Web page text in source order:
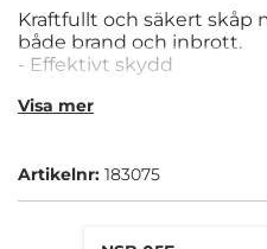
Kraftfullt och säkert
både brand och inbrott.
- Effektivt skydd
- Elkodlås
Visa mer
Artikelnr: 183075